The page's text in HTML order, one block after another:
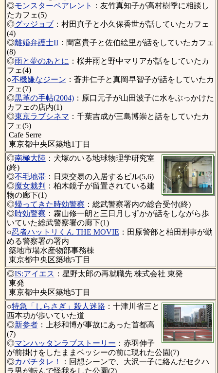
◎モンスターペアレント
：友竹真知子が高村樹季に相談し
たカフェ(5)
◎グッジョブ：村田真子と小久保香世が話していたカフェ
(4)
◎離婚弁護士II：間宮貴子と佐伯絵里が話をしていたカフェ
(8)
◎雨と夢のあとに ：桜井雨と野中マリアが話をしていたカ
フェ(4)
○不機嫌なジーン ：蒼井仁子と真岡早智子が話をしていたカ
フェ(7)
◎黒革の手帖(2004)：原口元子が山田波子に水をぶっかけた
カフェの店内(1)
◎東京ラブシネマ ：千葉吉成が三島博崇と話をしていたカ
フェ(5)
Cafe Serre
東京都中央区築地1丁目
◎南極大陸：犬塚のいる地球物理学研究室
(終)
◎不毛地帯 ：日東交易の入居するビル(5,6)
◎魔女裁判
：柏木鏡子が留置されている建
物の廊下(1)
◎帰ってきた時効警察 ：総武警察署内の総合受付(終)
◎時効警察 ：霧山修一朗と三日月しずかが話をしながら歩
いていた総武警察署の廊下(1)
○忍者ハットリくん THE MOVIE ：田原警部と柏田刑事が勤
める警察署の署内
築地市場水産物部事務棟
東京都中央区築地5丁目
◎IS:アイエス ：星野太郎の再就職先 株式会社 東発
東発
東京都中央区築地5丁目
○特急「しらさぎ」殺人迷路 ：十津川省三と
西本功が歩いていた道
◎新参者：上杉和博が事故にあった首都高
(7)
◎マンハッタンラブストーリー ：赤羽伸子
が前掛けをしたままベッシーの前に現れた公園(7)
◎カバチタレ！
：回想シーンで、大沢一子に絡んだセクハ
ラ男が転んで怪我をした公園(2)